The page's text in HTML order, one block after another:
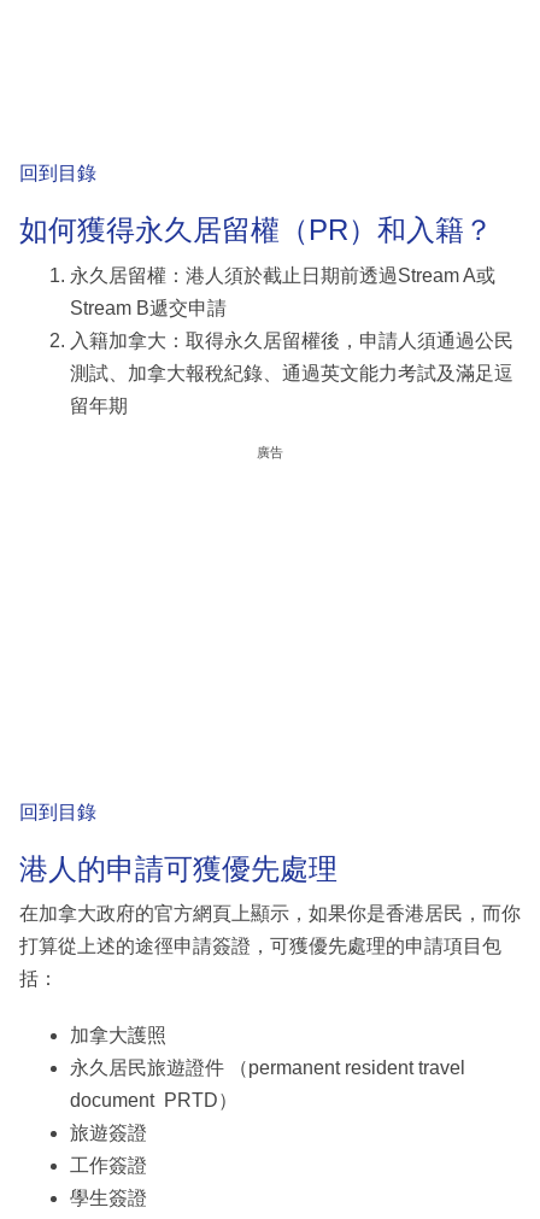
回到目錄
如何獲得永久居留權（PR）和入籍？
永久居留權：港人須於截止日期前透過Stream A或
Stream B遞交申請
入籍加拿大：取得永久居留權後，申請人須通過公民
測試、加拿大報稅紀錄、通過英文能力考試及滿足逗
留年期
廣告
回到目錄
港人的申請可獲優先處理
在加拿大政府的官方網頁上顯示，如果你是香港居民，而你
打算從上述的途徑申請簽證，可獲優先處理的申請項目包
括：
加拿大護照
永久居民旅遊證件 （permanent resident travel
document PRTD）
旅遊簽證
工作簽證
學生簽證